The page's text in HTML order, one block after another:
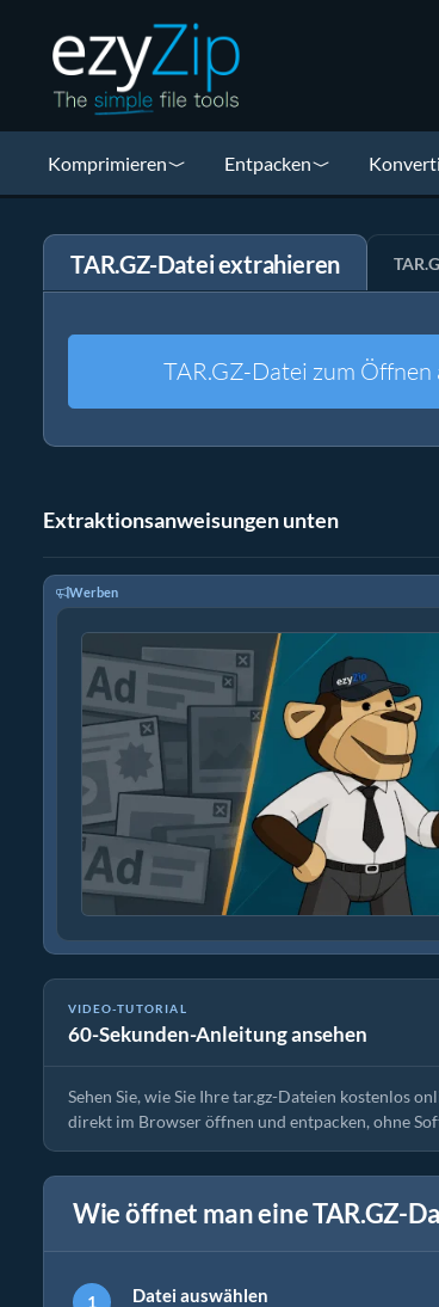
Komprimieren Entpacken
TAR.GZ-Datei extrahieren
TAR.GZ-Datei zum Öffnen
Extraktionsanweisungen unten
Werben
VIDEO-TUTORIAL
60-Sekunden-Anleitung ansehen
Wie man tar.gz-Dateien online mit ezyZip
Sehen Sie, wie Sie Ihre tar.gz-Dateien kostenlos
direkt im Browser öffnen und entpacken, ohne
Wie öffnet man eine TAR.GZ-
Datei auswählen